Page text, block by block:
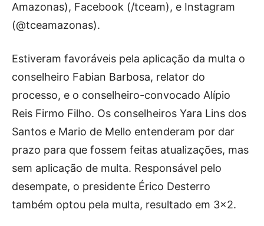
Amazonas), Facebook (/tceam), e Instagram
(@tceamazonas).
Estiveram favoráveis pela aplicação da multa o
conselheiro Fabian Barbosa, relator do
processo, e o conselheiro-convocado Alípio
Reis Firmo Filho. Os conselheiros Yara Lins dos
Santos e Mario de Mello entenderam por dar
prazo para que fossem feitas atualizações, mas
sem aplicação de multa. Responsável pelo
desempate, o presidente Érico Desterro
também optou pela multa, resultado em 3×2.